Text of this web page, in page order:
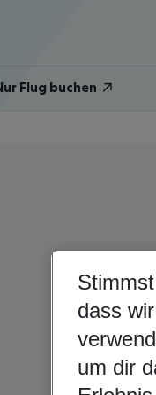
Flug buchen
dass
um dir